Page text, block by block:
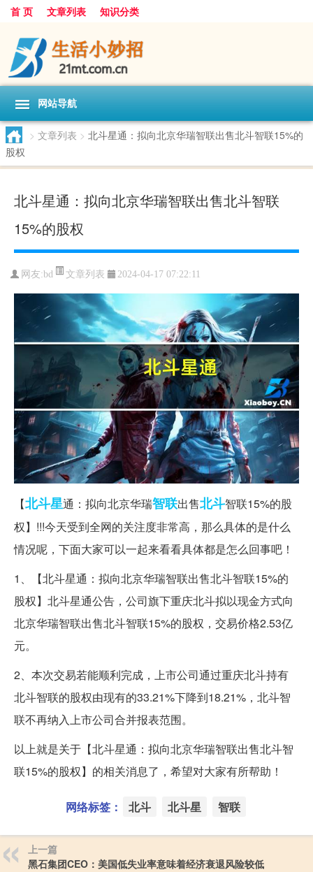
首 页 文章列表 知识分类
网站导航
> 文章列表 > 北斗星通：拟向北京华瑞智联出售北斗智联15%的
股权
北斗星通：拟向北京华瑞智联出售北斗智联
15%的股权
网友:bd 文章列表 2024-04-17 07:22:11
【北斗星通：拟向北京华瑞智联出售北斗智联15%的股
权】!!!今天受到全网的关注度非常高，那么具体的是什么
情况呢，下面大家可以一起来看看具体都是怎么回事吧！
1、【北斗星通：拟向北京华瑞智联出售北斗智联15%的
股权】北斗星通公告，公司旗下重庆北斗拟以现金方式向
北京华瑞智联出售北斗智联15%的股权，交易价格2.53亿
元。
2、本次交易若能顺利完成，上市公司通过重庆北斗持有
北斗智联的股权由现有的33.21%下降到18.21%，北斗智
联不再纳入上市公司合并报表范围。
以上就是关于【北斗星通：拟向北京华瑞智联出售北斗智
联15%的股权】的相关消息了，希望对大家有所帮助！
网络标签： 北斗 北斗星 智联
上一篇
黑石集团CEO：美国低失业率意味着经济衰退风险较低